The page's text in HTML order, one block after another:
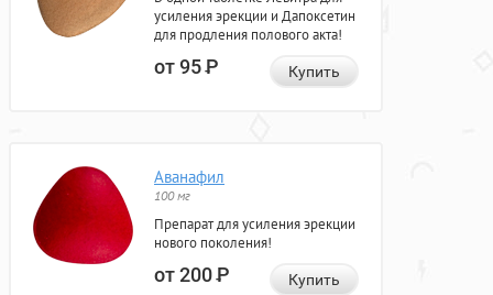
усиления эрекции и Дапоксетин
для продления полового акта!
от 95Р Купить
Аванафил
100 мг
Препарат для усиления эрекции
нового поколения!
от 200Р Купить